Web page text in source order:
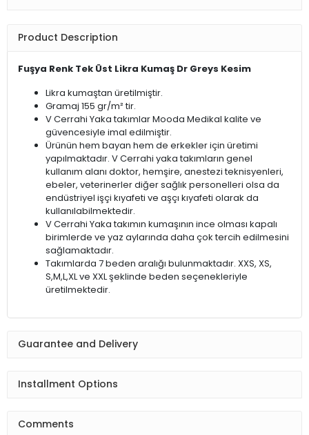
Product Description
Fuşya Renk Tek Üst Likra Kumaş Dr Greys Kesim
Likra kumaştan üretilmiştir.
Gramaj 155 gr/m² tir.
V Cerrahi Yaka takımlar Mooda Medikal kalite ve
güvencesiyle imal edilmiştir.
Ürünün hem bayan hem de erkekler için üretimi
yapılmaktadır. V Cerrahi yaka takımların genel
kullanım alanı doktor, hemşire, anestezi teknisyenleri,
ebeler, veterinerler diğer sağlık personelleri olsa da
endüstriyel işçi kıyafeti ve aşçı kıyafeti olarak da
kullanılabilmektedir.
V Cerrahi Yaka takımın kumaşının ince olması kapalı
birimlerde ve yaz aylarında daha çok tercih edilmesini
sağlamaktadır.
Takımlarda 7 beden aralığı bulunmaktadır. XXS, XS,
S,M,L,XL ve XXL şeklinde beden seçenekleriyle
üretilmektedir.
Guarantee and Delivery
Installment Options
Comments